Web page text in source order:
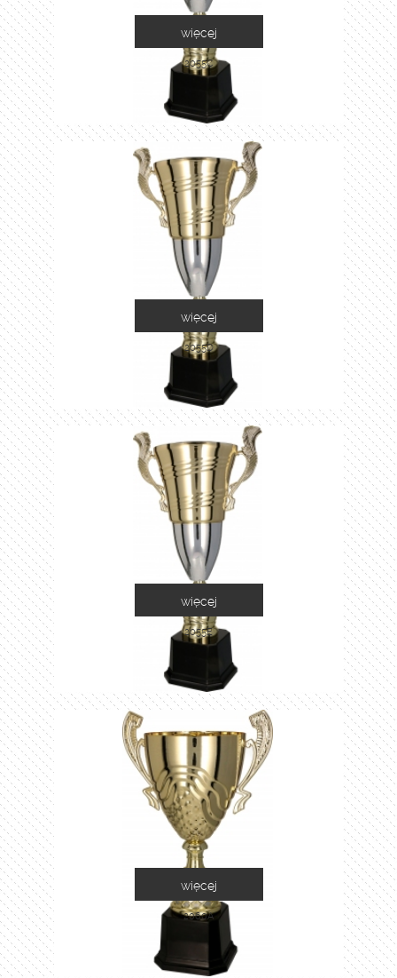
2055C
więcej
2055D
więcej
2055E
więcej
2060A
więcej